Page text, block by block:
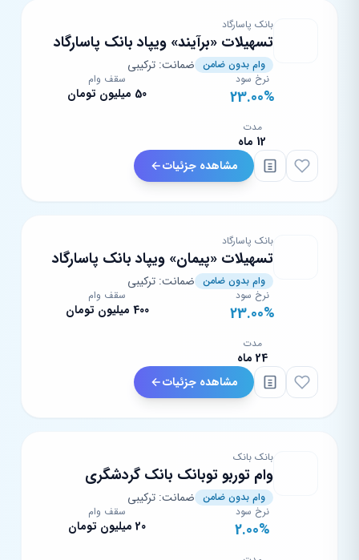
بانک پاسارگاد
تسهیلات «برآیند» ویپاد بانک پاسارگاد
وام بدون ضامن ضمانت: ترکیبی
نرخ سود
23.00%
سقف وام
50 میلیون تومان
مدت
12 ماه
مشاهده جزئیات
بانک پاسارگاد
تسهیلات «پیمان» ویپاد بانک پاسارگاد
وام بدون ضامن ضمانت: ترکیبی
نرخ سود
23.00%
سقف وام
400 میلیون تومان
مدت
24 ماه
مشاهده جزئیات
بانک بانک
وام توربو توبانک بانک گردشگری
وام بدون ضامن ضمانت: ترکیبی
نرخ سود
2.00%
سقف وام
20 میلیون تومان